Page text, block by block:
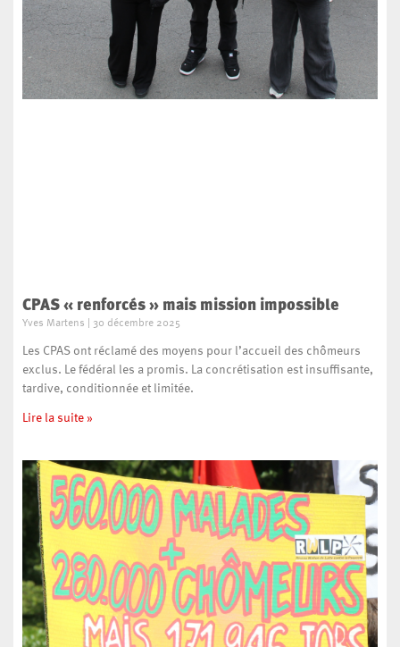
CPAS « renforcés » mais mission impossible
Yves Martens 30 décembre 2025
Les CPAS ont réclamé des moyens pour l’accueil des chômeurs
exclus. Le fédéral les a promis. La concrétisation est insuffisante,
tardive, conditionnée et limitée.
Lire la suite »